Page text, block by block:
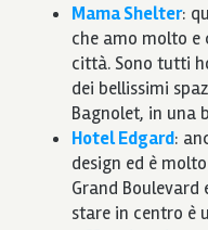
Mama Shelter:
che amo molto e
città. Sono tutti
dei bellissimi
Bagnolet, in una
Hotel Edgard:
design ed è
Grand Boulevard
stare in centro è